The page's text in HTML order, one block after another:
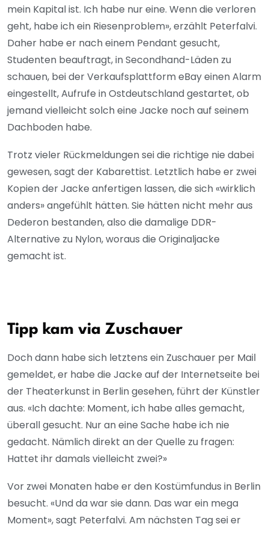
mein Kapital ist. Ich habe nur eine. Wenn die verloren
geht, habe ich ein Riesenproblem», erzählt Peterfalvi.
Daher habe er nach einem Pendant gesucht,
Studenten beauftragt, in Secondhand-Läden zu
schauen, bei der Verkaufsplattform eBay einen Alarm
eingestellt, Aufrufe in Ostdeutschland gestartet, ob
jemand vielleicht solch eine Jacke noch auf seinem
Dachboden habe.
Trotz vieler Rückmeldungen sei die richtige nie dabei
gewesen, sagt der Kabarettist. Letztlich habe er zwei
Kopien der Jacke anfertigen lassen, die sich «wirklich
anders» angefühlt hätten. Sie hätten nicht mehr aus
Dederon bestanden, also die damalige DDR-
Alternative zu Nylon, woraus die Originaljacke
gemacht ist.
Tipp kam via Zuschauer
Doch dann habe sich letztens ein Zuschauer per Mail
gemeldet, er habe die Jacke auf der Internetseite bei
der Theaterkunst in Berlin gesehen, führt der Künstler
aus. «Ich dachte: Moment, ich habe alles gemacht,
überall gesucht. Nur an eine Sache habe ich nie
gedacht. Nämlich direkt an der Quelle zu fragen:
Hattet ihr damals vielleicht zwei?»
Vor zwei Monaten habe er den Kostümfundus in Berlin
besucht. «Und da war sie dann. Das war ein mega
Moment», sagt Peterfalvi. Am nächsten Tag sei er